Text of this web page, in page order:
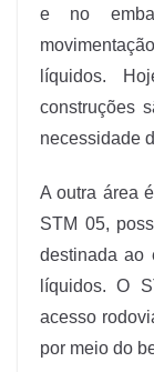
e no
líquidos.
construções
necessidade
A outra área
STM 05,
destinada ao
líquidos. O
acesso
por meio do